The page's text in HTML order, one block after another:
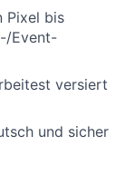
Pixel bis
Event-
versiert
und sicher